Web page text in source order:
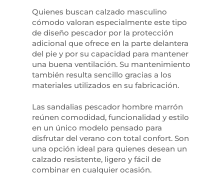
Quienes buscan calzado masculino
cómodo valoran especialmente este tipo
de diseño pescador por la protección
adicional que ofrece en la parte delantera
del pie y por su capacidad para mantener
una buena ventilación. Su mantenimiento
también resulta sencillo gracias a los
materiales utilizados en su fabricación.
Las sandalias pescador hombre marrón
reúnen comodidad, funcionalidad y estilo
en un único modelo pensado para
disfrutar del verano con total confort. Son
una opción ideal para quienes desean un
calzado resistente, ligero y fácil de
combinar en cualquier ocasión.